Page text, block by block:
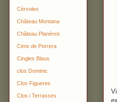
Cérvoles
Château Montana
Château Planères
Cims de Porrera
Cingles Blaus
clos Dominic
Clos Figueres
Clos i Terrasses